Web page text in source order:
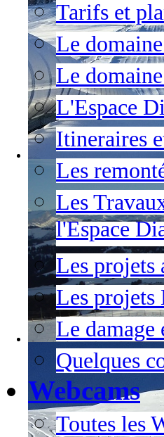
Tarifs et
Le
Le
L'Espace
Itineraires
Les
Les
l'Espace
Les projets
Les projets
Le damage
Quelques
Webcams
Toutes les